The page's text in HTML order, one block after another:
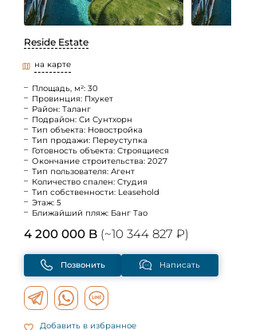
Reside Estate
на карте
Площадь, м²: 30
Провинция: Пхукет
Район: Таланг
Подрайон: Си Сунтхорн
Тип объекта: Новостройка
Тип продажи: Переуступка
Готовность объекта: Строящиеся
Окончание строительства: 2027
Тип пользователя: Агент
Количество спален: Студия
Тип собственности: Leasehold
Этаж: 5
Ближайший пляж: Банг Тао
4 200 000 B (~10 344 827 ₽)
Позвонить Написать
Добавить в избранное